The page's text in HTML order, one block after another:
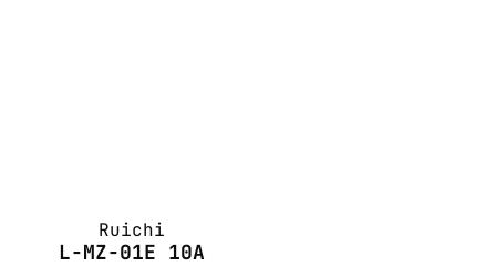
Ruichi
L-MZ-01E 10A